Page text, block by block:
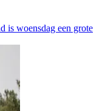
is woensdag een grote